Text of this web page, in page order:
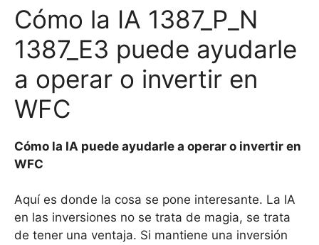
Cómo la IA 1387_P_N
1387_E3 puede ayudarle
a operar o invertir en
WFC
Cómo la IA puede ayudarle a operar o invertir en
WFC
Aquí es donde la cosa se pone interesante. La IA
en las inversiones no se trata de magia, se trata
de tener una ventaja. Si mantiene una inversión